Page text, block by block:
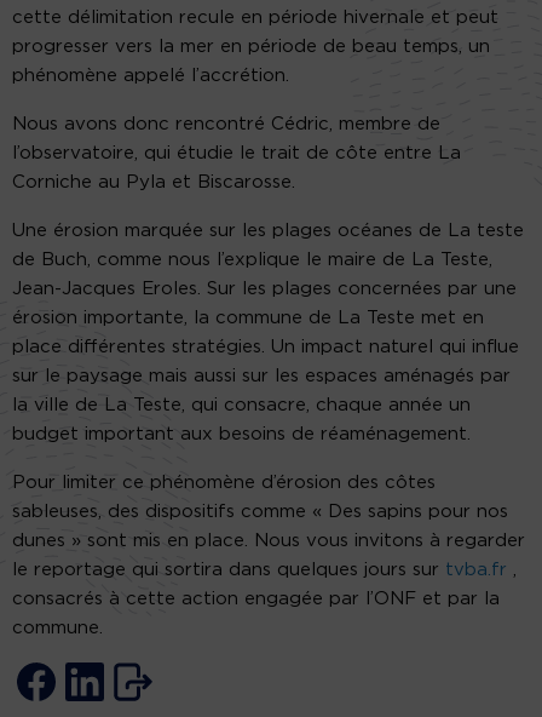
cette délimitation recule en période hivernale et peut
progresser vers la mer en période de beau temps, un
phénomène appelé l’accrétion.
Nous avons donc rencontré Cédric, membre de
l’observatoire, qui étudie le trait de côte entre La
Corniche au Pyla et Biscarosse.
Une érosion marquée sur les plages océanes de La teste
de Buch, comme nous l’explique le maire de La Teste,
Jean-Jacques Eroles. Sur les plages concernées par une
érosion importante, la commune de La Teste met en
place différentes stratégies. Un impact naturel qui influe
sur le paysage mais aussi sur les espaces aménagés par
la ville de La Teste, qui consacre, chaque année un
budget important aux besoins de réaménagement.
Pour limiter ce phénomène d’érosion des côtes
sableuses, des dispositifs comme « Des sapins pour nos
dunes » sont mis en place. Nous vous invitons à regarder
le reportage qui sortira dans quelques jours sur tvba.fr
consacrés à cette action engagée par l’ONF et par la
commune.